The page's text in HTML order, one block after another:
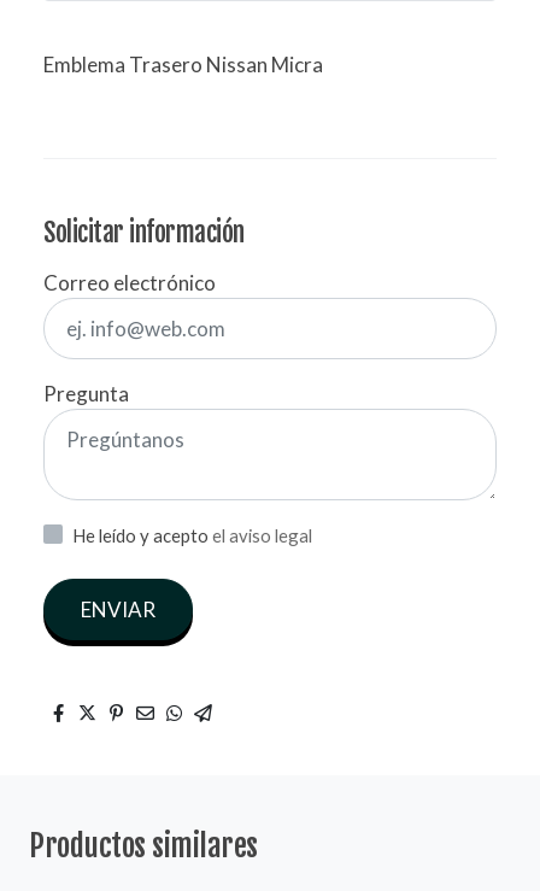
Emblema Trasero Nissan Micra
Solicitar información
Correo electrónico
Pregunta
He leído y acepto el aviso legal
ENVIAR
Productos similares